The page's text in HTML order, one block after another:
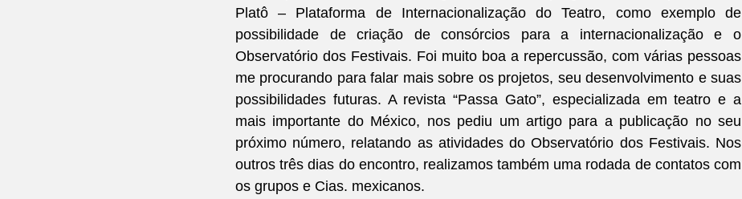
Platô – Plataforma de Internacionalização do Teatro, como exemplo de
possibilidade de criação de consórcios para a internacionalização e o
Observatório dos Festivais. Foi muito boa a repercussão, com várias pessoas
me procurando para falar mais sobre os projetos, seu desenvolvimento e suas
possibilidades futuras. A revista “Passa Gato”, especializada em teatro e a
mais importante do México, nos pediu um artigo para a publicação no seu
próximo número, relatando as atividades do Observatório dos Festivais. Nos
outros três dias do encontro, realizamos também uma rodada de contatos com
os grupos e Cias. mexicanos.